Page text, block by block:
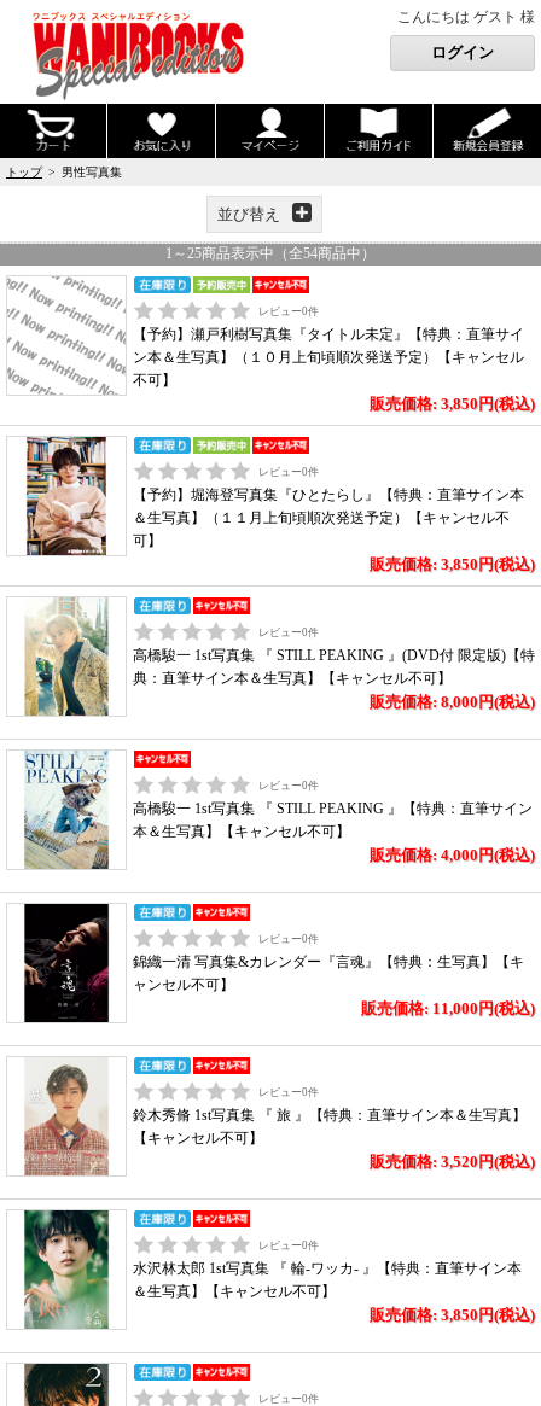
こんにちは ゲスト 様
トップ> 男性写真集
並び替え
1 ～ 25商品表示中（全54商品中）
レビュー0件
【予約】瀬戸利樹写真集『タイトル未定』【特典：直筆サイ
ン本＆生写真】（１０月上旬頃順次発送予定）【キャンセル
不可】
販売価格: 3,850円(税込)
レビュー0件
【予約】堀海登写真集『ひとたらし』【特典：直筆サイン本
＆生写真】（１１月上旬頃順次発送予定）【キャンセル不
可】
販売価格: 3,850円(税込)
レビュー0件
高橋駿一 1st写真集 『 STILL PEAKING 』(DVD付 限定版)【特
典：直筆サイン本＆生写真】【キャンセル不可】
販売価格: 8,000円(税込)
レビュー0件
高橋駿一 1st写真集 『 STILL PEAKING 』【特典：直筆サイン
本＆生写真】【キャンセル不可】
販売価格: 4,000円(税込)
レビュー0件
錦織一清 写真集&カレンダー『言魂』【特典：生写真】【キ
ャンセル不可】
販売価格: 11,000円(税込)
レビュー0件
鈴木秀脩 1st写真集 『 旅 』【特典：直筆サイン本＆生写真】
【キャンセル不可】
販売価格: 3,520円(税込)
レビュー0件
水沢林太郎 1st写真集 『 輪-ワッカ- 』【特典：直筆サイン本
＆生写真】【キャンセル不可】
販売価格: 3,850円(税込)
レビュー0件